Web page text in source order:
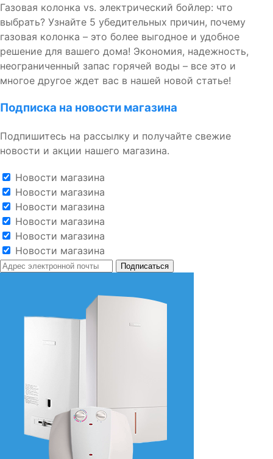
Газовая колонка vs. электрический бойлер: что
выбрать? Узнайте 5 убедительных причин, почему
газовая колонка – это более выгодное и удобное
решение для вашего дома! Экономия, надежность,
неограниченный запас горячей воды – все это и
многое другое ждет вас в нашей новой статье!
Подписка на новости магазина
Подпишитесь на рассылку и получайте свежие
новости и акции нашего магазина.
Новости магазина
Новости магазина
Новости магазина
Новости магазина
Новости магазина
Новости магазина